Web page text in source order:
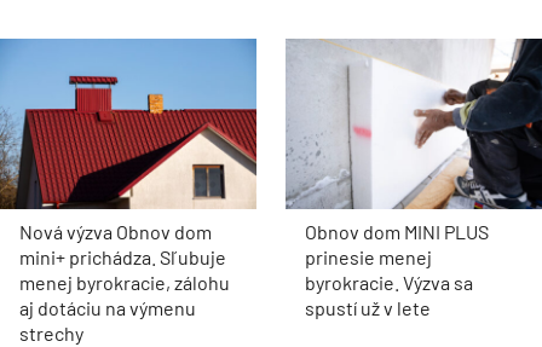
Nová výzva Obnov dom
mini+ prichádza. Sľubuje
menej byrokracie, zálohu
aj dotáciu na výmenu
strechy
Obnov dom MINI PLUS
prinesie menej
byrokracie. Výzva sa
spustí už v lete